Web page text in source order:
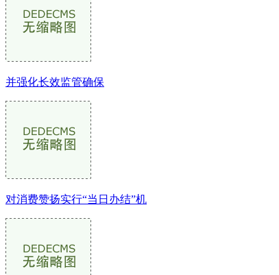
并强化长效监管确保
对消费赞扬实行“当日办结”机